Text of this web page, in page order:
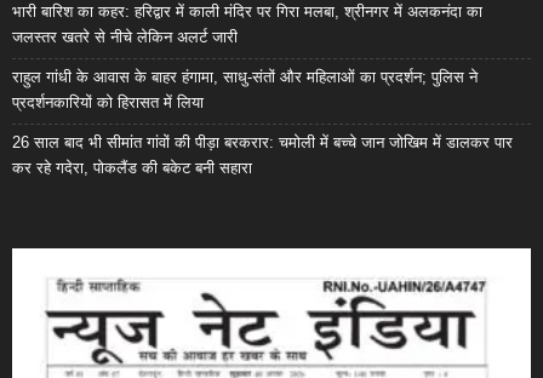
भारी बारिश का कहर: हरिद्वार में काली मंदिर पर गिरा मलबा, श्रीनगर में अलकनंदा का
जलस्तर खतरे से नीचे लेकिन अलर्ट जारी
राहुल गांधी के आवास के बाहर हंगामा, साधु-संतों और महिलाओं का प्रदर्शन; पुलिस ने
प्रदर्शनकारियों को हिरासत में लिया
26 साल बाद भी सीमांत गांवों की पीड़ा बरकरार: चमोली में बच्चे जान जोखिम में डालकर पार
कर रहे गदेरा, पोकलैंड की बकेट बनी सहारा